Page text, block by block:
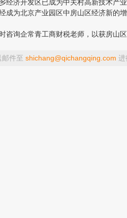
济开发区已成为中关村高新技术产
为北京产业园区中房山区经济新的增
询企常青工商财税老师，以获房山区
件至 shichang@qichangqing.com 进